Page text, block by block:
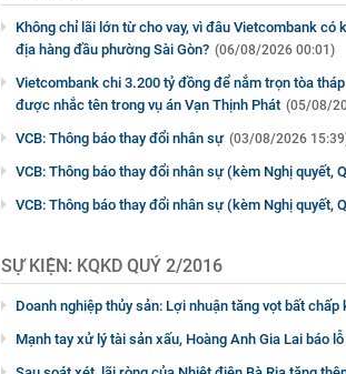
Không chỉ lãi lớn từ cho vay, vì đâu Vietcombank
địa hàng đầu phường Sài Gòn? (06/08/2026 00:01)
Vietcombank chi 3.200 tỷ đồng để nắm trọn tòa
được nhắc tên trong vụ án Vạn Thịnh Phát (05/08/
VCB: Thông báo thay đổi nhân sự (03/08/2026
VCB: Thông báo thay đổi nhân sự (kèm Nghị quyết,
VCB: Thông báo thay đổi nhân sự (kèm Nghị quyết,
SỰ KIỆN: KQKD QUÝ 2/2016
Doanh nghiệp thủy sản: Lợi nhuận tăng vọt bất chấp
Mạnh tay xử lý tài sản xấu, Hoàng Anh Gia Lai báo